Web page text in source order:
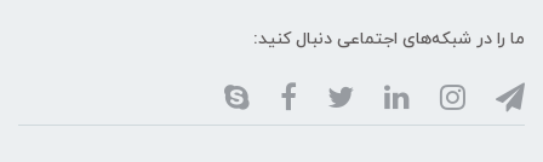
ما را در شبکه‌های اجتماعی دنبال کنید: